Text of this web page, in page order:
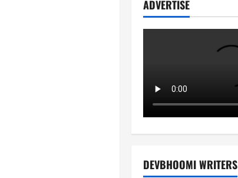
ADVERTISE
DEVBHOOMI WRITERS